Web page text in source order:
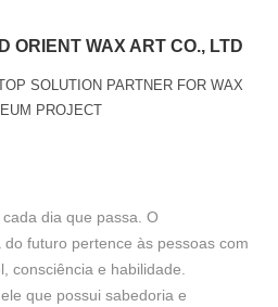
ORIENT WAX ART CO., LTD
SOLUTION PARTNER FOR WAX
PROJECT
dia que passa. O
futuro pertence às pessoas com
consciência e habilidade.
que possui sabedoria e